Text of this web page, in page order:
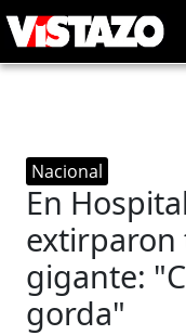
Nacional
En
extirparon
gigante:
gorda"